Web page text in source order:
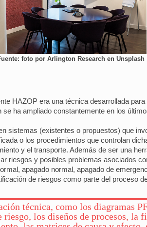
foto por Arlington Research en Unsplash
HAZOP era una técnica desarrollada
ha ampliado constantemente en los
sistemas (existentes o propuestos) que
o los procedimientos que controlan
y el transporte. Además de ser una
riesgos y posibles problemas asociados
apagado normal, apagado de
de riesgos como parte del proceso
técnica, como los diagramas
riesgo, los diseños de procesos, la